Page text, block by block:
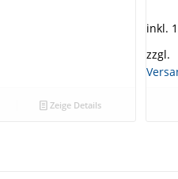
Zeige Details
inkl.
zzgl.